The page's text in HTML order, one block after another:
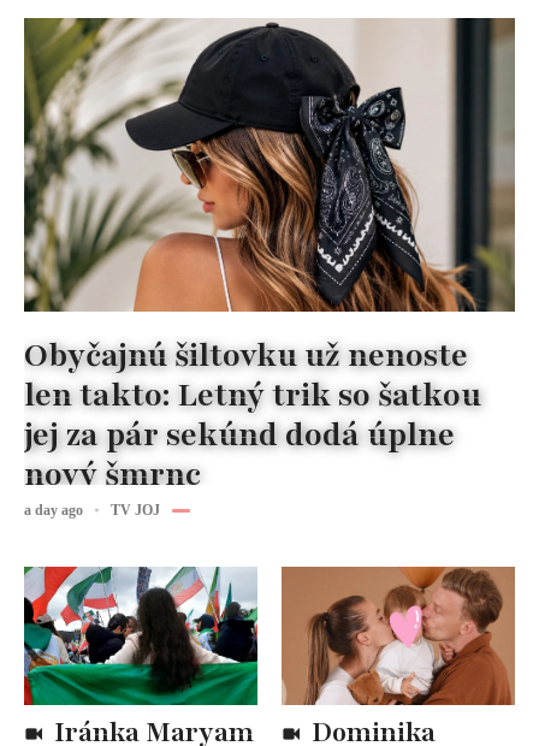
Obyčajnú šiltovku už nenoste
len takto: Letný trik so šatkou
jej za pár sekúnd dodá úplne
nový šmrnc
a day ago TV JOJ